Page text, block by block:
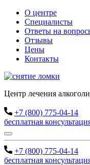
О центре
Специалисты
Ответы на
Отзывы
Цены
Контакты
Центр лечения
+7 (800) 775-04-14
бесплатная
+7 (800) 775-04-14
бесплатная